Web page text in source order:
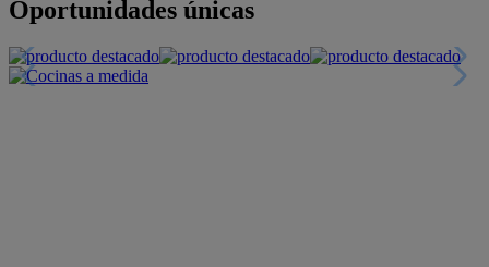
Oportunidades únicas